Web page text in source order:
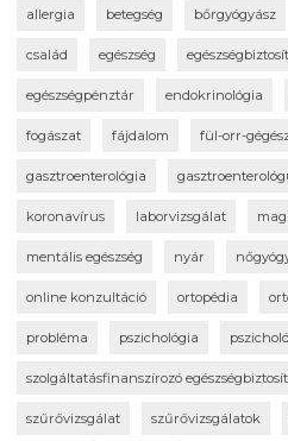
allergia betegség bőrgyógyász
család egészség
egészségpénztár endokrinológia
fogászat fájdalom fül-orr-
gasztroenterológia
koronavírus laborvizsgálat
mentális egészség nyár
online konzultáció ortopédia
probléma pszichológia
szolgáltatásfinanszírozó
szűrővizsgálat szűrővizsgálatok